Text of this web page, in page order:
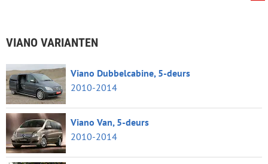
VIANO VARIANTEN
Viano Dubbelcabine, 5-deurs
2010-2014
Viano Van, 5-deurs
2010-2014